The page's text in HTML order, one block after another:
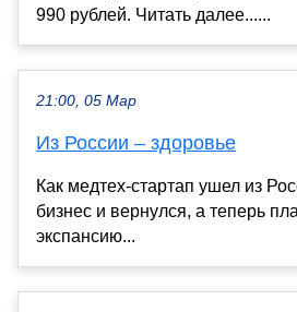
990 рублей. Читать далее......
21:00, 05 Мар
Из России – здоровье
Как медтех-стартап ушел из
бизнес и вернулся, а теперь
экспансию...